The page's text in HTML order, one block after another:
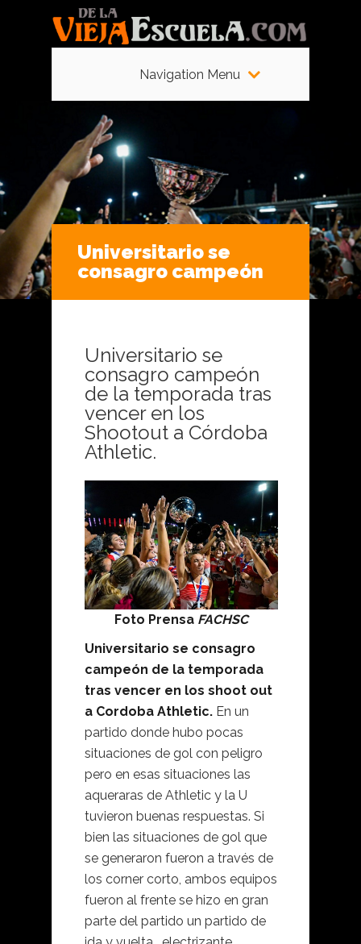
Navigation Menu
Universitario se
consagro campeón
Universitario se
consagro campeón
de la temporada tras
vencer en los
Shootout a Córdoba
Athletic.
Foto Prensa FACHSC
Universitario se consagro
campeón de la temporada
tras vencer en los shoot out
a Cordoba Athletic. En un
partido donde hubo pocas
situaciones de gol con peligro
pero en esas situaciones las
aqueraras de Athletic y la U
tuvieron buenas respuestas. Si
bien las situaciones de gol que
se generaron fueron a través de
los corner corto, ambos equipos
fueron al frente se hizo en gran
parte del partido un partido de